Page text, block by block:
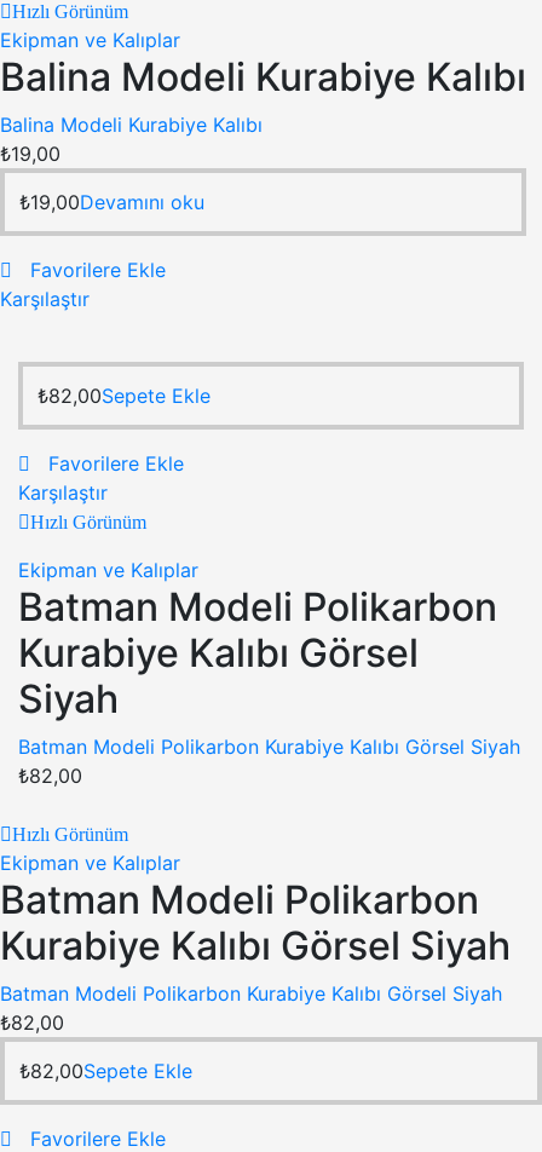
Hızlı Görünüm
Ekipman ve Kalıplar
Balina Modeli Kurabiye Kalıbı
Balina Modeli Kurabiye Kalıbı
₺19,00
₺19,00Devamını oku
Favorilere Ekle
Karşılaştır
₺82,00Sepete Ekle
Favorilere Ekle
Karşılaştır
Hızlı Görünüm
Ekipman ve Kalıplar
Batman Modeli Polikarbon
Kurabiye Kalıbı Görsel
Siyah
Batman Modeli Polikarbon Kurabiye Kalıbı Görsel Siyah
₺82,00
Hızlı Görünüm
Ekipman ve Kalıplar
Batman Modeli Polikarbon
Kurabiye Kalıbı Görsel Siyah
Batman Modeli Polikarbon Kurabiye Kalıbı Görsel Siyah
₺82,00
₺82,00Sepete Ekle
Favorilere Ekle